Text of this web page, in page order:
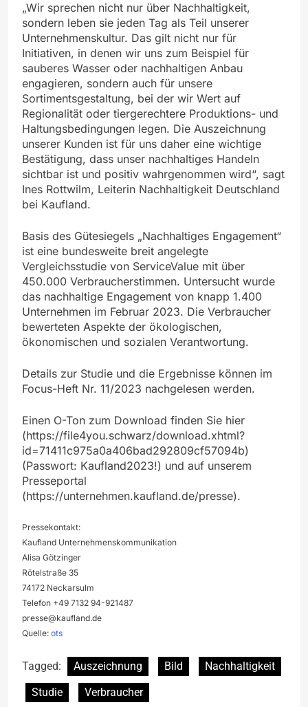
„Wir sprechen nicht nur über Nachhaltigkeit,
sondern leben sie jeden Tag als Teil unserer
Unternehmenskultur. Das gilt nicht nur für
Initiativen, in denen wir uns zum Beispiel für
sauberes Wasser oder nachhaltigen Anbau
engagieren, sondern auch für unsere
Sortimentsgestaltung, bei der wir Wert auf
Regionalität oder tiergerechtere Produktions- und
Haltungsbedingungen legen. Die Auszeichnung
unserer Kunden ist für uns daher eine wichtige
Bestätigung, dass unser nachhaltiges Handeln
sichtbar ist und positiv wahrgenommen wird“, sagt
Ines Rottwilm, Leiterin Nachhaltigkeit Deutschland
bei Kaufland.
Basis des Gütesiegels „Nachhaltiges Engagement“
ist eine bundesweite breit angelegte
Vergleichsstudie von ServiceValue mit über
450.000 Verbraucherstimmen. Untersucht wurde
das nachhaltige Engagement von knapp 1.400
Unternehmen im Februar 2023. Die Verbraucher
bewerteten Aspekte der ökologischen,
ökonomischen und sozialen Verantwortung.
Details zur Studie und die Ergebnisse können im
Focus-Heft Nr. 11/2023 nachgelesen werden.
Einen O-Ton zum Download finden Sie hier
(https://file4you.schwarz/download.xhtml?
id=71411c975a0a406bad292809cf57094b)
(Passwort: Kaufland2023!) und auf unserem
Presseportal
(https://unternehmen.kaufland.de/presse).
Pressekontakt:
Kaufland Unternehmenskommunikation
Alisa Götzinger
Rötelstraße 35
74172 Neckarsulm
Telefon +49 7132 94-921487
presse@kaufland.de
Quelle: ots
Tagged: Auszeichnung Bild
Nachhaltigkeit
Studie
Verbraucher